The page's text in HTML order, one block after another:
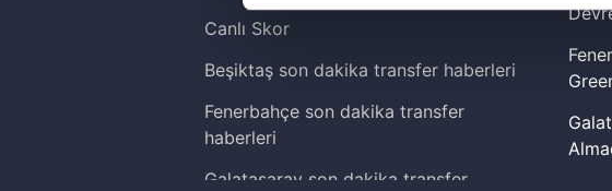
Sizlere daha iyi bir hizmet sunabilmek için
çerezler vasıtasıyla çeşitli kişisel verileriniz
amacıyla kullanılmaktadır. Diğer çerezler,
reklam/pazarlama faaliyetlerinin yapılması,
Çerezlere ilişkin tercihlerinizi aşağıda yer
Canlı Skor
Beşiktaş son dakika transfer haberleri
Fenerbahçe son dakika transfer
haberleri
Galatasaray son dakika transfer